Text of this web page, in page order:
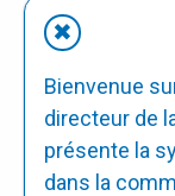
✖
Bienvenue
directeur de
présente la
dans la